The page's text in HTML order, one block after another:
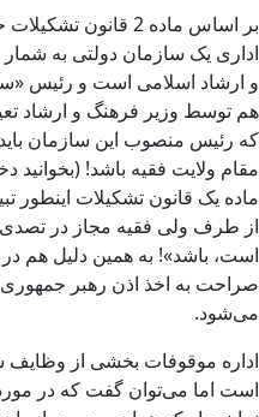
بر اساس ماده 2
اداری یک سازمان دولتی به
و ارشاد اسلامی است و رئیس
هم توسط وزیر فرهنگ و ارشاد
که رئیس منصوب این سازمان
مقام ولایت فقیه باشد!
ماده یک قانون تشکیلات اینطور
از طرف ولی فقیه مجاز در
است، باشد»! به همین دلیل هم
صراحت به اخذ اذن رهبر جمهوری
می‌شود.
اداره موقوفات بخشی از وظایف
است اما می‌توان گفت که در